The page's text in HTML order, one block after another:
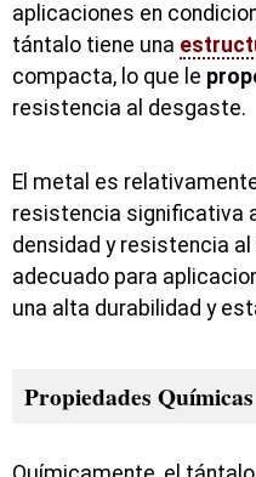
aplicaciones en
tántalo tiene una
compacta, lo que le
resistencia al desgaste.
El metal es
resistencia significativa
densidad y resistencia
adecuado para
una alta durabilidad y
Propiedades Químicas